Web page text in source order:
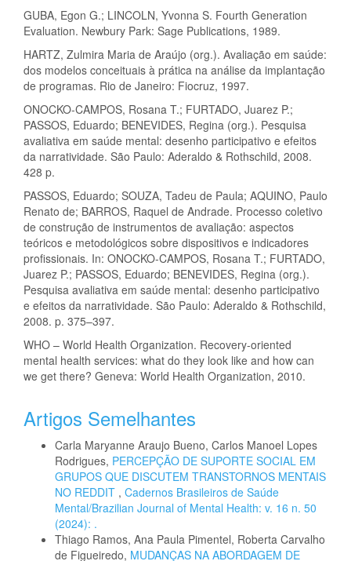
GUBA, Egon G.; LINCOLN, Yvonna S. Fourth Generation
Evaluation. Newbury Park: Sage Publications, 1989.
HARTZ, Zulmira Maria de Araújo (org.). Avaliação em saúde:
dos modelos conceituais à prática na análise da implantação
de programas. Rio de Janeiro: Fiocruz, 1997.
ONOCKO-CAMPOS, Rosana T.; FURTADO, Juarez P.;
PASSOS, Eduardo; BENEVIDES, Regina (org.). Pesquisa
avaliativa em saúde mental: desenho participativo e efeitos
da narratividade. São Paulo: Aderaldo & Rothschild, 2008.
428 p.
PASSOS, Eduardo; SOUZA, Tadeu de Paula; AQUINO, Paulo
Renato de; BARROS, Raquel de Andrade. Processo coletivo
de construção de instrumentos de avaliação: aspectos
teóricos e metodológicos sobre dispositivos e indicadores
profissionais. In: ONOCKO-CAMPOS, Rosana T.; FURTADO,
Juarez P.; PASSOS, Eduardo; BENEVIDES, Regina (org.).
Pesquisa avaliativa em saúde mental: desenho participativo
e efeitos da narratividade. São Paulo: Aderaldo & Rothschild,
2008. p. 375–397.
WHO – World Health Organization. Recovery-oriented
mental health services: what do they look like and how can
we get there? Geneva: World Health Organization, 2010.
Artigos Semelhantes
Carla Maryanne Araujo Bueno, Carlos Manoel Lopes
Rodrigues, PERCEPÇÃO DE SUPORTE SOCIAL EM
GRUPOS QUE DISCUTEM TRANSTORNOS MENTAIS
NO REDDIT , Cadernos Brasileiros de Saúde
Mental/Brazilian Journal of Mental Health: v. 16 n. 50
(2024): .
Thiago Ramos, Ana Paula Pimentel, Roberta Carvalho
de Figueiredo, MUDANÇAS NA ABORDAGEM DE